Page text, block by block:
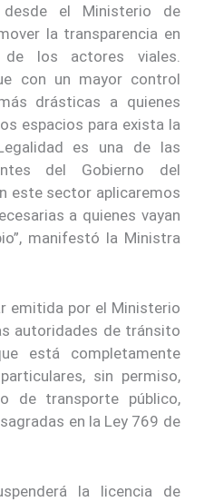
el Ministerio de
la transparencia en
los actores viales.
con un mayor control
drásticas a quienes
espacios para exista la
es una de las
del Gobierno del
este sector aplicaremos
a quienes vayan
manifestó la Ministra
emitida por el Ministerio
autoridades de tránsito
está completamente
sin permiso,
de transporte público,
en la Ley 769 de
la licencia de